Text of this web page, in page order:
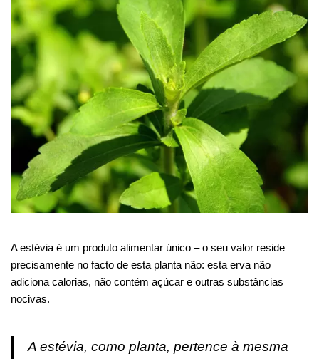
A estévia é um produto alimentar único – o seu valor reside
precisamente no facto de esta planta não: esta erva não
adiciona calorias, não contém açúcar e outras substâncias
nocivas.
A estévia, como planta, pertence à mesma